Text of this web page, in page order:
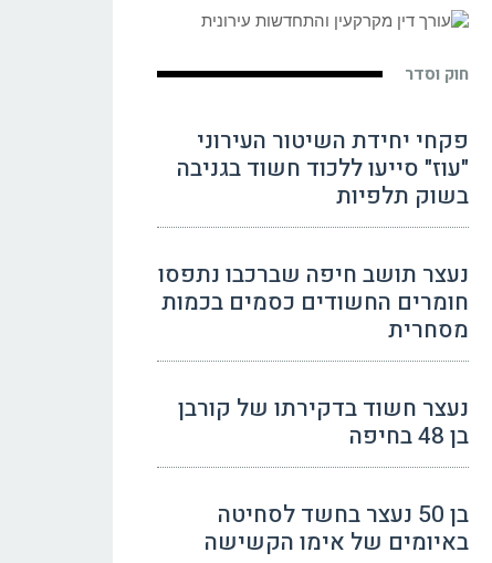
חוק וסדר
פקחי יחידת השיטור העירוני
"עוז" סייעו ללכוד חשוד בגניבה
בשוק תלפיות
נעצר תושב חיפה שברכבו נתפסו
חומרים החשודים כסמים בכמות
מסחרית
נעצר חשוד בדקירתו של קורבן
בן 48 בחיפה
בן 50 נעצר בחשד לסחיטה
באיומים של אימו הקשישה